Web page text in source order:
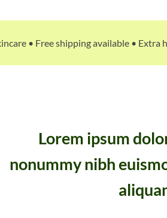
• Free shipping available • Extra
Lorem ipsum
nonummy nibh